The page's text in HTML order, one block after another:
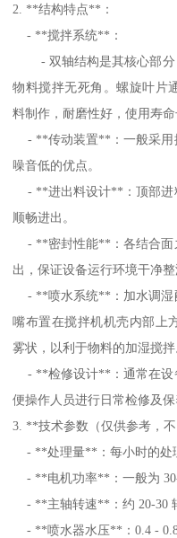
2. **结构特点**：
- **搅拌系统**：
- 双轴结构是其核心部分
物料搅拌无死角。螺旋叶片
料制作，耐磨性好，使用寿命
- **传动装置**：一般采用
噪音低的优点。
- **进出料设计**：顶部进
顺畅进出。
- **密封性能**：各结合面
出，保证设备运行环境干净整
- **喷水系统**：加水调湿
嘴布置在搅拌机机壳内部上
雾状，以利于物料的加湿搅
- **检修设计**：通常在设
便操作人员进行日常检修及保
3. **技术参数（仅供参考，
- **处理量**：每小时的处
- **电机功率**：一般为 30-
- **主轴转速**：约 20-30
- **喷水器水压**：0.4 -